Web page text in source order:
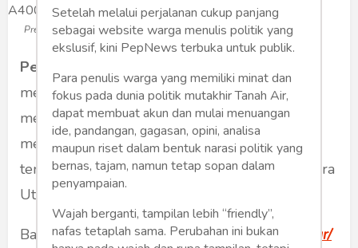
Wisata
Wanita
Presiden Prabowo Subianto (Foto: Dok Net/ Istimewa)
PepNews
mengatakan bahwa pemerintah telah
mengerahkan seluruh kekuatan negara untuk
menangani dan membantu masyarakat yang
terdampak banjir dan longsor di Aceh, Sumatera
Utara, dan Sumatera Barat.
Baca Juga Ini:https://dlhsawahlunto.org/struktur/
Setelah melalui perjalanan cukup panjang
sebagai website warga menulis politik yang
ekslusif, kini PepNews terbuka untuk publik.
Para penulis warga yang memiliki minat dan
fokus pada dunia politik mutakhir Tanah Air,
dapat membuat akun dan mulai menuangan
ide, pandangan, gagasan, opini, analisa
maupun riset dalam bentuk narasi politik yang
bernas, tajam, namun tetap sopan dalam
penyampaian.
Wajah berganti, tampilan lebih “friendly”,
nafas tetaplah sama. Perubahan ini bukan